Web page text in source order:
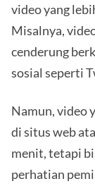
video yang
Misalnya,
cenderung
sosial seperti
Namun, video
di situs web
menit, tetapi
perhatian